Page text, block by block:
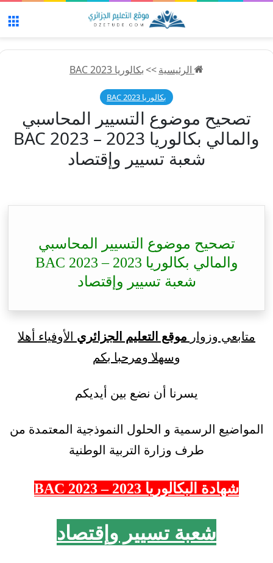
الرئيسية>>بكالوريا 2023 BAC
بكالوريا 2023 BAC
تصحيح موضوع التسيير المحاسبي
والمالي بكالوريا 2023 – BAC 2023
شعبة تسيير وإقتصاد
تصحيح موضوع التسيير المحاسبي
والمالي بكالوريا 2023 – BAC 2023
شعبة تسيير وإقتصاد
متابعي وزوار موقع التعليم الجزائري الأوفياء أهلا
وسهلا ومرحبا بكم
يسرنا أن نضع بين أيديكم
المواضيع الرسمية و الحلول النموذجية المعتمدة من
طرف وزارة التربية الوطنية
شهادة البكالوريا 2023 – 2023 BAC
شعبة تسيير وإقتصاد